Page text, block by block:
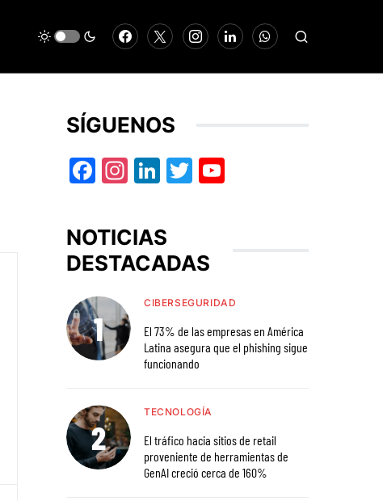
SÍGUENOS
Facebook
Instagram
LinkedIn
Twitter
NOTICIAS
DESTACADAS
CIBERSEGURIDAD
El 73% de las empresas en América
Latina asegura que el phishing sigue
funcionando
TECNOLOGÍA
El tráfico hacia sitios de retail
proveniente de herramientas de
GenAI creció cerca de 160%